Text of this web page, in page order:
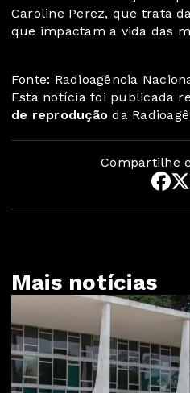
Caroline Perez, que trata
que impactam a vida das
Fonte: Radioagência
Esta notícia foi publicada
de reprodução da
Compartilhe
Mais notícias